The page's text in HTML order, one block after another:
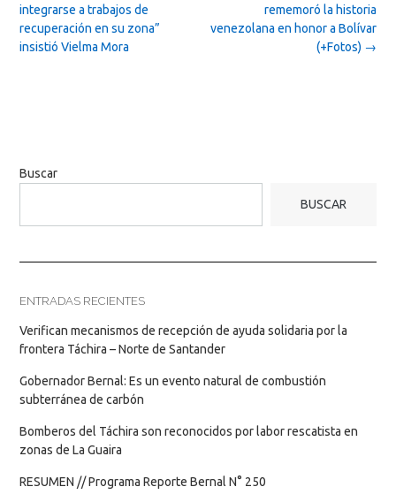
navigation
rememoró la historia
venezolana en honor a Bolívar
(+Fotos) →
integrarse a trabajos de
recuperación en su zona”
insistió Vielma Mora
Buscar
BUSCAR
ENTRADAS RECIENTES
Verifican mecanismos de recepción de ayuda solidaria por la
frontera Táchira – Norte de Santander
Gobernador Bernal: Es un evento natural de combustión
subterránea de carbón
Bomberos del Táchira son reconocidos por labor rescatista en
zonas de La Guaira
RESUMEN // Programa Reporte Bernal N° 250